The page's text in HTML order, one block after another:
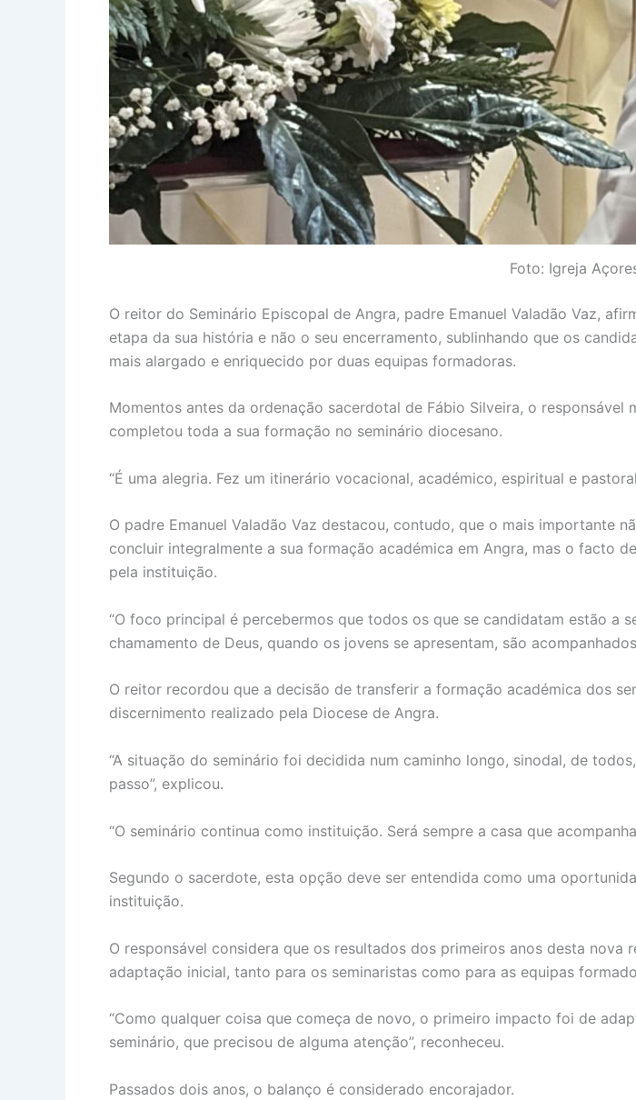
Foto: Igreja
O reitor do Seminário Episcopal de Angra, padre Emanuel Valadão Vaz,
etapa da sua história e não o seu encerramento, sublinhando que os
mais alargado e enriquecido por duas equipas formadoras.
Momentos antes da ordenação sacerdotal de Fábio Silveira, o
completou toda a sua formação no seminário diocesano.
“É uma alegria. Fez um itinerário vocacional, académico, espiritual e
O padre Emanuel Valadão Vaz destacou, contudo, que o mais importante
concluir integralmente a sua formação académica em Angra, mas o facto
pela instituição.
“O foco principal é percebermos que todos os que se candidatam estão a
chamamento de Deus, quando os jovens se apresentam, são
O reitor recordou que a decisão de transferir a formação académica dos
discernimento realizado pela Diocese de Angra.
“A situação do seminário foi decidida num caminho longo, sinodal, de
passo”, explicou.
“O seminário continua como instituição. Será sempre a casa que
Segundo o sacerdote, esta opção deve ser entendida como uma
instituição.
O responsável considera que os resultados dos primeiros anos desta
adaptação inicial, tanto para os seminaristas como para as equipas
“Como qualquer coisa que começa de novo, o primeiro impacto foi de
seminário, que precisou de alguma atenção”, reconheceu.
Passados dois anos, o balanço é considerado encorajador.